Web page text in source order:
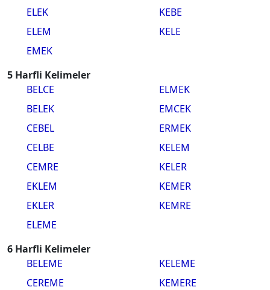
ELEK
ELEM
EMEK
KEBE
KELE
5 Harfli Kelimeler
BELCE
BELEK
CEBEL
CELBE
CEMRE
EKLEM
EKLER
ELEME
ELMEK
EMCEK
ERMEK
KELEM
KELER
KEMER
KEMRE
6 Harfli Kelimeler
BELEME
CEREME
KELEME
KEMERE